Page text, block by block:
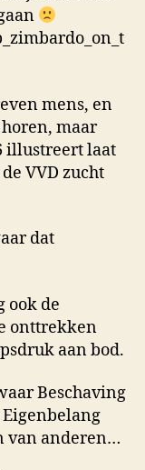
mens, en
maar
illustreert laat
VVD zucht
dat
ook de
onttrekken
aan bod.
Beschaving
van anderen…